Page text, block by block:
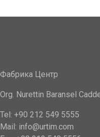
Фабрика Центр
Org. Nurettin Baransel
Tel: +90 212 549 5555
Mail: info@urtim.com